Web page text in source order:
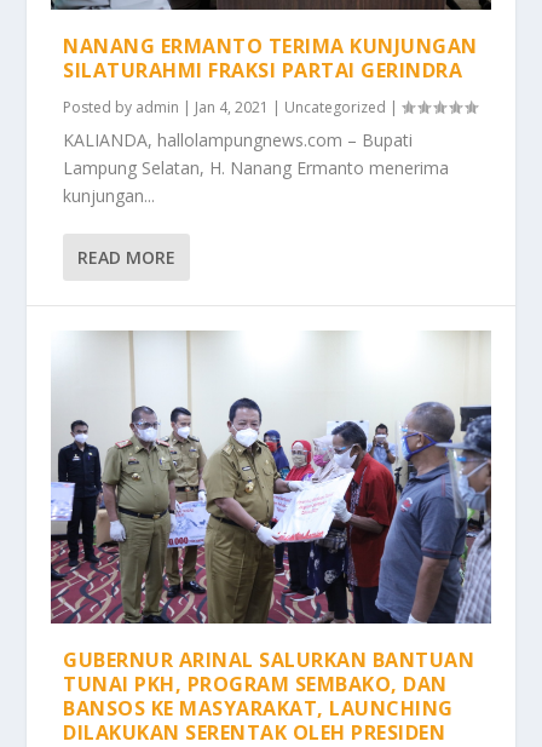
NANANG ERMANTO TERIMA KUNJUNGAN
SILATURAHMI FRAKSI PARTAI GERINDRA
Posted by admin | Jan 4, 2021 | Uncategorized |
KALIANDA, hallolampungnews.com – Bupati
Lampung Selatan, H. Nanang Ermanto menerima
kunjungan...
READ MORE
GUBERNUR ARINAL SALURKAN BANTUAN
TUNAI PKH, PROGRAM SEMBAKO, DAN
BANSOS KE MASYARAKAT, LAUNCHING
DILAKUKAN SERENTAK OLEH PRESIDEN